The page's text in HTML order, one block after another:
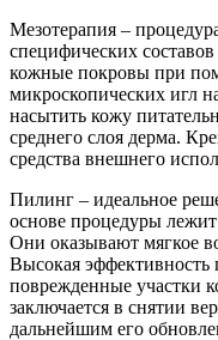
Мезотерапия –
специфических
кожные покровы при
микроскопических игл
насытить кожу
среднего слоя дерма.
средства внешнего
Пилинг – идеальное
основе процедуры
Они оказывают мягкое
Высокая эффективность
поврежденные участки
заключается в снятии
дальнейшим его